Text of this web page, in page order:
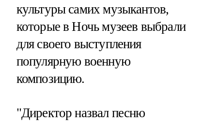
культуры самих музыкантов,
которые в Ночь музеев выбрали
для своего выступления
популярную военную
композицию.
"Директор назвал песню